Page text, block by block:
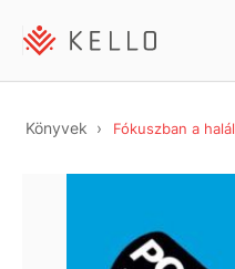
Könyvek Fókuszban a halál